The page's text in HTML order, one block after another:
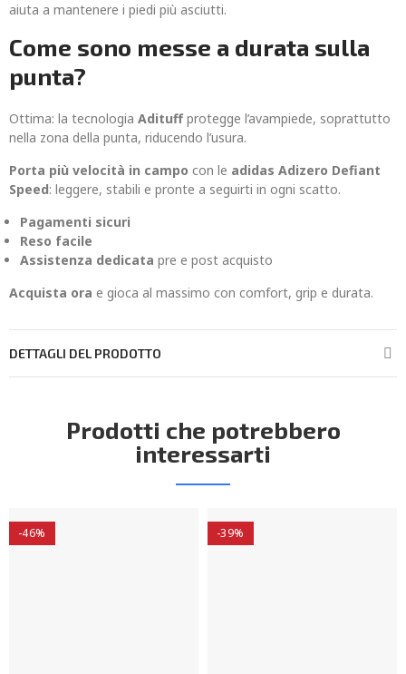
aiuta a mantenere i piedi più asciutti.
Come sono messe a durata sulla
punta?
Ottima: la tecnologia Adituffprotegge l’avampiede, soprattutto
nella zona della punta, riducendo l’usura.
Porta più velocità in campo con le adidas Adizero Defiant
Speed: leggere, stabili e pronte a seguirti in ogni scatto.
Pagamenti sicuri
Reso facile
Assistenza dedicata pre e post acquisto
Acquista ora e gioca al massimo con comfort, grip e durata.
DETTAGLI DEL PRODOTTO
Prodotti che potrebbero
interessarti
-46% -39%